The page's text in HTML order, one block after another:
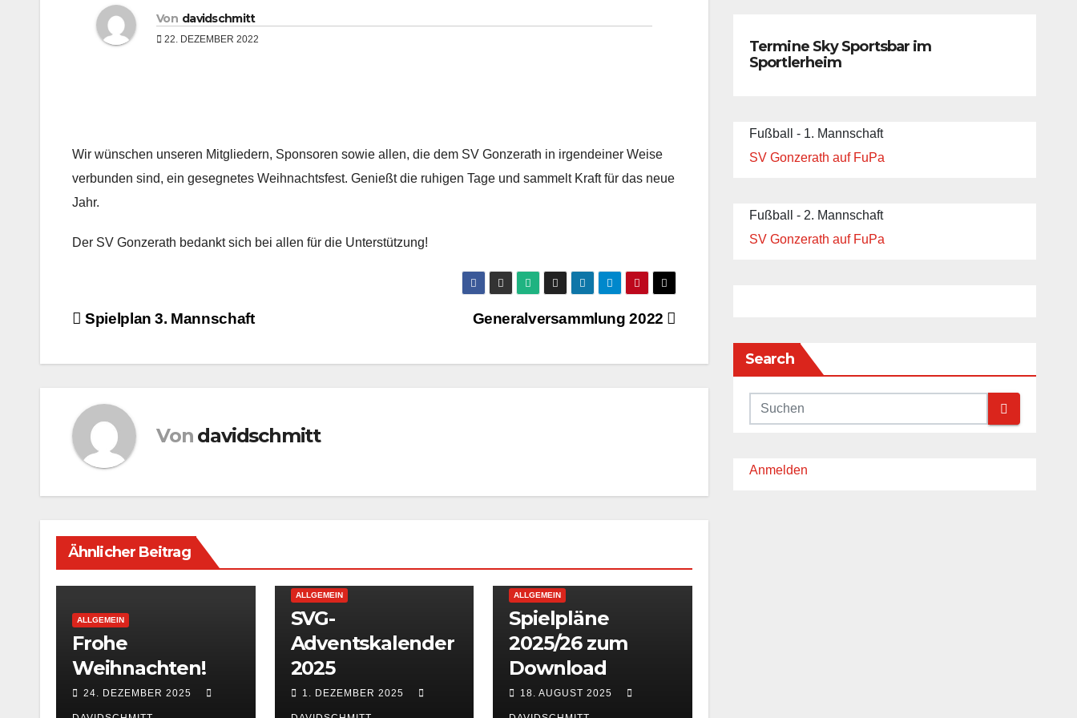
Von davidschmitt
22. DEZEMBER 2022
Wir wünschen unseren Mitgliedern, Sponsoren sowie allen, die dem SV Gonzerath in irgendeiner Weise
verbunden sind, ein gesegnetes Weihnachtsfest. Genießt die ruhigen Tage und sammelt Kraft für das neue
Jahr.
Der SV Gonzerath bedankt sich bei allen für die Unterstützung!
Beitragsnavigation Generalversammlung 2022
Spielplan 3. Mannschaft
Von davidschmitt
Ähnlicher Beitrag
ALLGEMEIN
Frohe
Weihnachten!
24. DEZEMBER 2025
ALLGEMEIN
SVG-
Adventskalender
2025
1. DEZEMBER 2025
ALLGEMEIN
Spielpläne
2025/26 zum
Download
18. AUGUST 2025
Termine Sky Sportsbar im
Sportlerheim
Fußball - 1. Mannschaft
SV Gonzerath auf FuPa
Fußball - 2. Mannschaft
SV Gonzerath auf FuPa
Search
Anmelden